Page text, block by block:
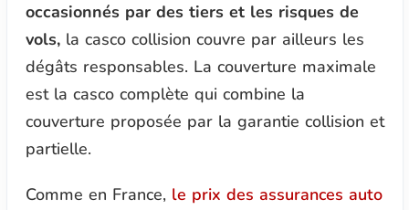
occasionnés par des tiers et les risques de
vols,la casco collision couvre par ailleurs les
dégâts responsables. La couverture maximale
est la casco complète qui combine la
couverture proposée par la garantie collision et
partielle.
Comme en France, le prix des assurances auto